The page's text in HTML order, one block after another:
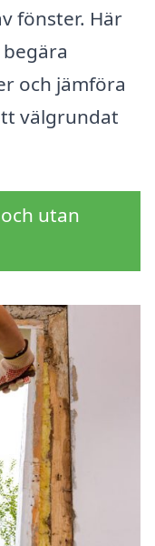
fönster. Här
och jämföra
välgrundat
utan